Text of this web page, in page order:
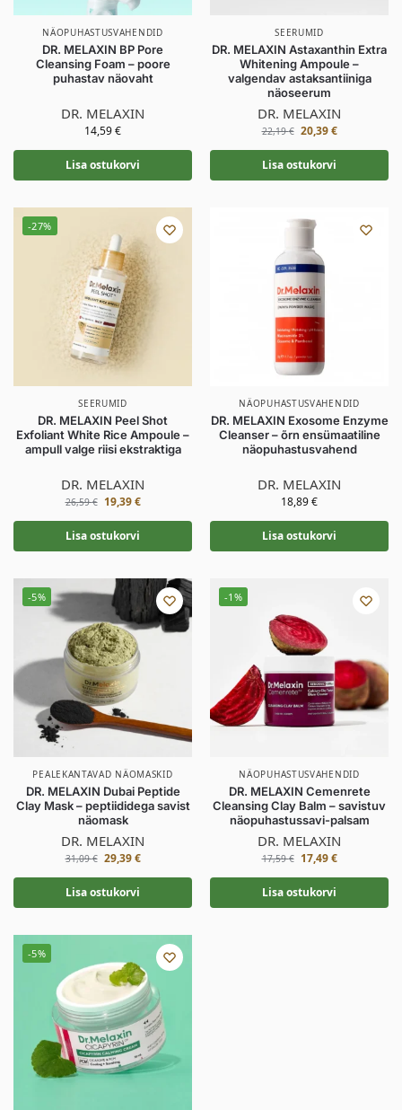
NÄOPUHASTUSVAHENDID
DR. MELAXIN BP Pore
Cleansing Foam – poore
puhastav näovaht
DR. MELAXIN
14,59€
Lisa ostukorvi
SEERUMID
DR. MELAXIN Astaxanthin Extra
Whitening Ampoule –
valgendav astaksantiiniga
näoseerum
DR. MELAXIN
22,19€ 20,39€
Lisa ostukorvi
-27%
SEERUMID
DR. MELAXIN Peel Shot
Exfoliant White Rice Ampoule –
ampull valge riisi ekstraktiga
DR. MELAXIN
26,59€ 19,39€
Lisa ostukorvi
NÄOPUHASTUSVAHENDID
DR. MELAXIN Exosome Enzyme
Cleanser – õrn ensümaatiline
näopuhastusvahend
DR. MELAXIN
18,89€
Lisa ostukorvi
-5%
PEALEKANTAVAD NÄOMASKID
DR. MELAXIN Dubai Peptide
Clay Mask – peptiididega savist
näomask
DR. MELAXIN
31,09€ 29,39€
Lisa ostukorvi
-1%
NÄOPUHASTUSVAHENDID
DR. MELAXIN Cemenrete
Cleansing Clay Balm – savistuv
näopuhastussavi-palsam
DR. MELAXIN
17,59€ 17,49€
Lisa ostukorvi
-5%